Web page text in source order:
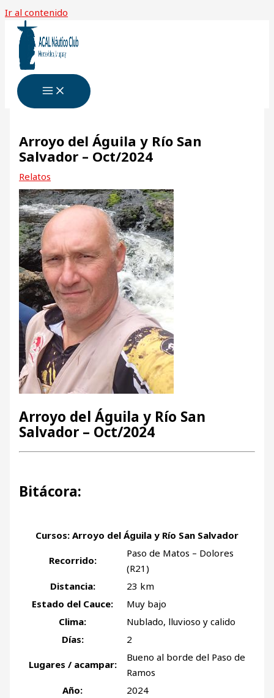
Ir al contenido
Arroyo del Águila y Río San
Salvador – Oct/2024
Relatos
Arroyo del Águila y Río San
Salvador – Oct/2024
Bitácora:
Cursos: Arroyo del Águila y Río San Salvador
Recorrido:
Paso de Matos – Dolores
(R21)
Distancia:
23 km
Estado del Cauce:
Muy bajo
Clima:
Nublado, lluvioso y calido
Días:
2
Lugares / acampar:
Bueno al borde del Paso de
Ramos
Año:
2024